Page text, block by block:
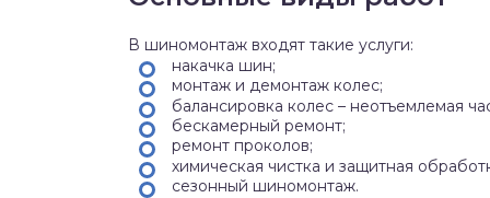
В шиномонтаж входят такие услуги:
накачка шин;
монтаж и демонтаж колес;
балансировка колес – неотъемлемая
бескамерный ремонт;
ремонт проколов;
химическая чистка и защитная
сезонный шиномонтаж.